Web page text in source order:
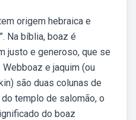
origem hebraica e
Na bíblia, boaz é
justo e generoso, que se
e jaquim (ou
são duas colunas de
templo de salomão, o
do boaz